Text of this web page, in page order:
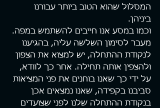
המסלול שהוא הטוב ביותר עבורנו
ביניהן.
וכמו במסע אנו חייבים להשתמש במפה.
מעבר לסימון השלשה עליה, בהגיענו
לנקודת ההתחלה, יש למצוא את הצפון
ולהצפין אותה תחילה. אחר כך לוודא,
על ידי כך שאנו בוחנים את פני המציאות
סביבנו בקפידה, שאנו נמצאים אכן
בנקודת ההתחלה שלנו לפני שצועדים